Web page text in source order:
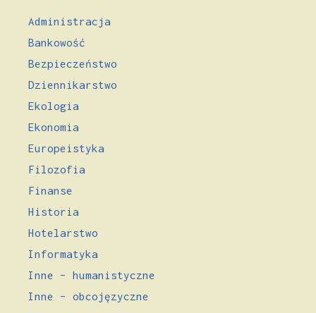
Administracja
Bankowość
Bezpieczeństwo
Dziennikarstwo
Ekologia
Ekonomia
Europeistyka
Filozofia
Finanse
Historia
Hotelarstwo
Informatyka
Inne – humanistyczne
Inne – obcojęzyczne